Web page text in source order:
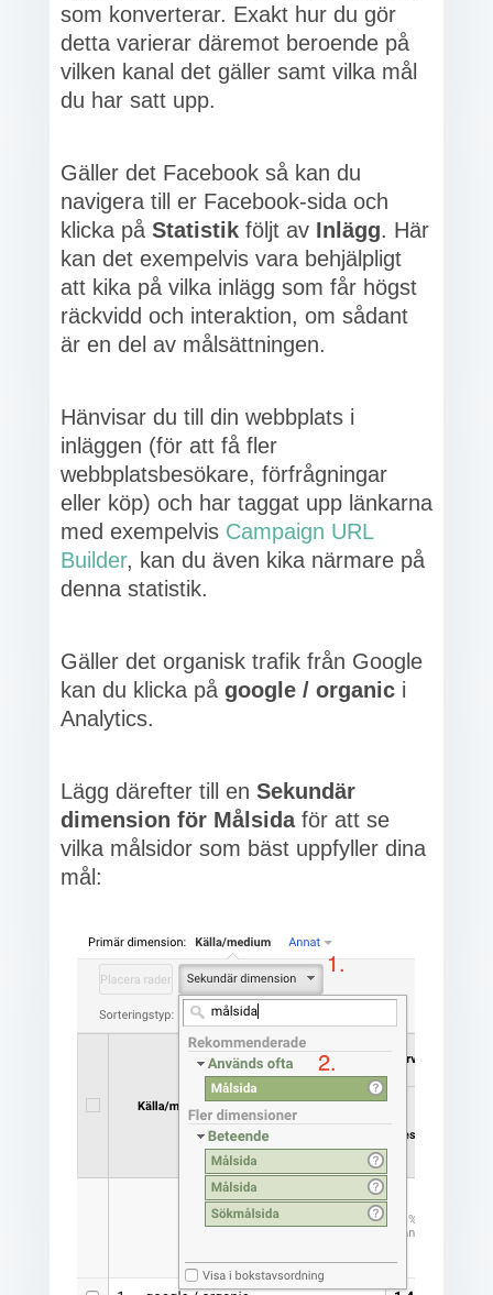
som konverterar. Exakt hur du gör
detta varierar däremot beroende på
vilken kanal det gäller samt vilka mål
du har satt upp.
Gäller det Facebook så kan du
navigera till er Facebook-sida och
klicka på Statistikföljt av Inlägg. Här
kan det exempelvis vara behjälpligt
att kika på vilka inlägg som får högst
räckvidd och interaktion, om sådant
är en del av målsättningen.
Hänvisar du till din webbplats i
inläggen (för att få fler
webbplatsbesökare, förfrågningar
eller köp) och har taggat upp länkarna
med exempelvis Campaign URL
Builder, kan du även kika närmare på
denna statistik.
Gäller det organisk trafik från Google
kan du klicka på google / organici
Analytics.
Lägg därefter till en Sekundär
dimension för Målsida för att se
vilka målsidor som bäst uppfyller dina
mål: